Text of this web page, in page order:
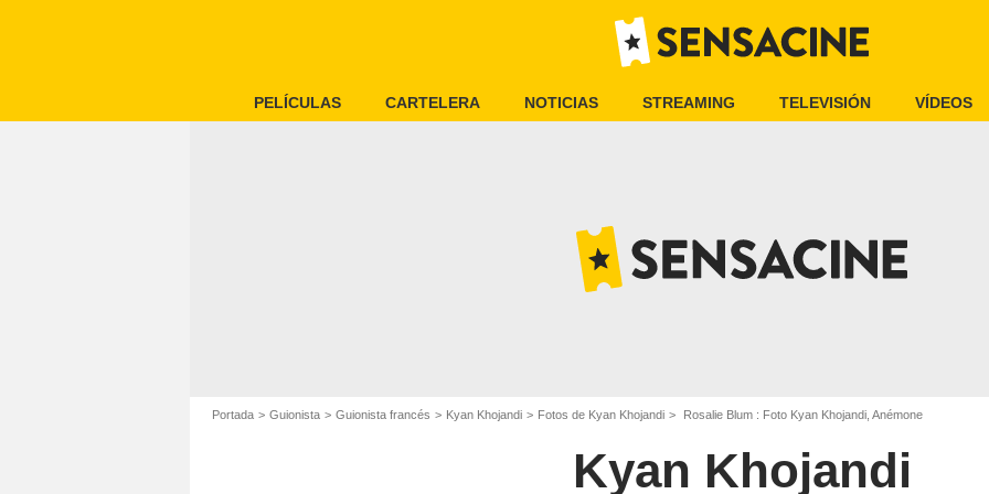
PELÍCULAS CARTELERA NOTICIAS STREAMING TELEVISIÓN VÍDEOS
Portada Guionista Guionista francés Kyan Khojandi Fotos de Kyan Khojandi Rosalie Blum : Foto Kyan Khojandi, Anémone
Kyan Khojandi